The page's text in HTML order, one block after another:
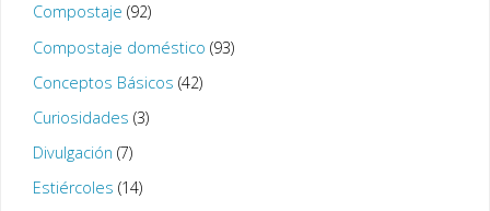
Compostaje (92)
Compostaje doméstico (93)
Conceptos Básicos (42)
Curiosidades (3)
Divulgación (7)
Estiércoles (14)